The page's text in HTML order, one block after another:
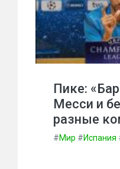
Пике:
Месси и
разные
#Мир #Испания